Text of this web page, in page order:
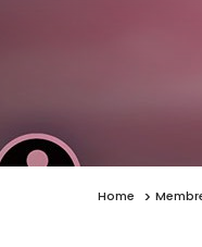
Home